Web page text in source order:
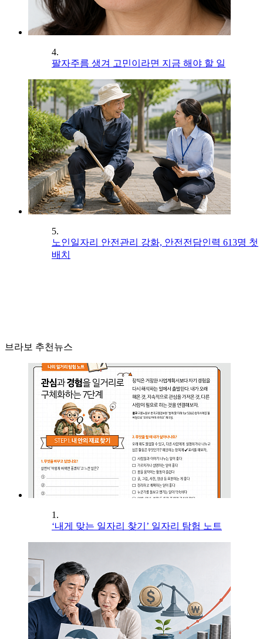
4.
팔자주름 생겨 고민이라면 지금 해야 할 일
5.
노인일자리 안전관리 강화, 안전전담인력 613명 첫
배치
브라보 추천뉴스
1.
‘내게 맞는 일자리 찾기’ 일자리 탐험 노트